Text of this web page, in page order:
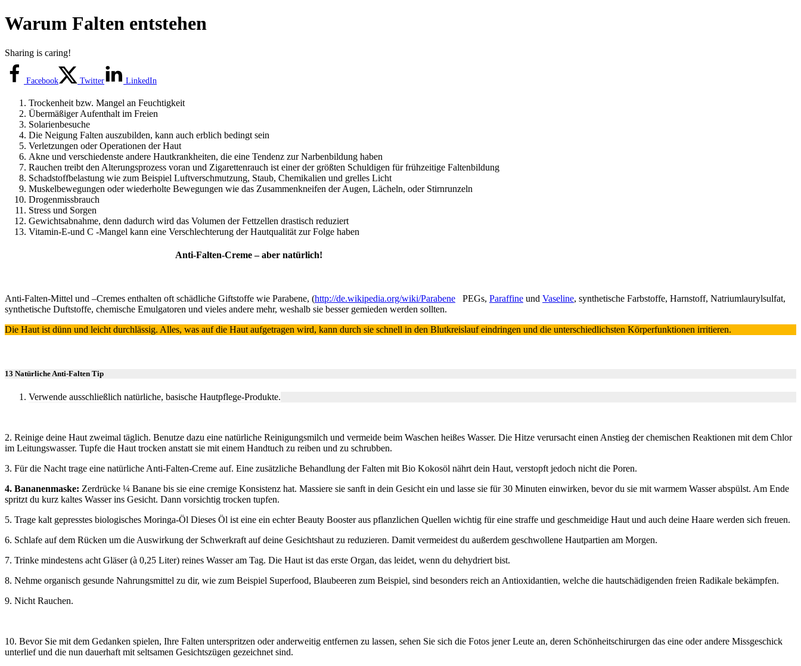
Zum
Inhalt
Warum Falten entstehen
Sharing is caring!
Facebook Twitter LinkedIn
Trockenheit bzw. Mangel an Feuchtigkeit
Übermäßiger Aufenthalt im Freien
Solarienbesuche
Die Neigung Falten auszubilden, kann auch erblich bedingt sein
Verletzungen oder Operationen der Haut
Akne und verschiedenste andere Hautkrankheiten, die eine Tendenz zur Narbenbildung haben
Rauchen treibt den Alterungsprozess voran und Zigarettenrauch ist einer der größten Schuldigen für frühzeitige Faltenbildung
Schadstoffbelastung wie zum Beispiel Luftverschmutzung, Staub, Chemikalien und grelles Licht
Muskelbewegungen oder wiederholte Bewegungen wie das Zusammenkneifen der Augen, Lächeln, oder Stirnrunzeln
Drogenmissbrauch
Stress und Sorgen
Gewichtsabnahme, denn dadurch wird das Volumen der Fettzellen drastisch reduziert
Vitamin-E-und C -Mangel kann eine Verschlechterung der Hautqualität zur Folge haben
Anti-Falten-Creme – aber natürlich!
Anti-Falten-Mittel und –Cremes enthalten oft schädliche Giftstoffe wie Parabene, (http://de.wikipedia.org/wiki/Parabene PEGs, Paraffine und Vaseline, synthetische Farbstoffe, Harnstoff, Natriumlaurylsulfat,
synthetische Duftstoffe, chemische Emulgatoren und vieles andere mehr, weshalb sie besser gemieden werden sollten.
Die Haut ist dünn und leicht durchlässig. Alles, was auf die Haut aufgetragen wird, kann durch sie schnell in den Blutkreislauf eindringen und die unterschiedlichsten Körperfunktionen irritieren.
13 Natürliche Anti-Falten Tip
Verwende ausschließlich natürliche, basische Hautpflege-Produkte.
2. Reinige deine Haut zweimal täglich. Benutze dazu eine natürliche Reinigungsmilch und vermeide beim Waschen heißes Wasser. Die Hitze verursacht einen Anstieg der chemischen Reaktionen mit dem Chlor
im Leitungswasser. Tupfe die Haut trocken anstatt sie mit einem Handtuch zu reiben und zu schrubben.
3. Für die Nacht trage eine natürliche Anti-Falten-Creme auf. Eine zusätzliche Behandlung der Falten mit Bio Kokosöl nährt dein Haut, verstopft jedoch nicht die Poren.
4. Bananenmaske: Zerdrücke ¼ Banane bis sie eine cremige Konsistenz hat. Massiere sie sanft in dein Gesicht ein und lasse sie für 30 Minuten einwirken, bevor du sie mit warmem Wasser abspülst. Am Ende
spritzt du kurz kaltes Wasser ins Gesicht. Dann vorsichtig trocken tupfen.
5. Trage kalt gepresstes biologisches Moringa-Öl Dieses Öl ist eine ein echter Beauty Booster aus pflanzlichen Quellen wichtig für eine straffe und geschmeidige Haut und auch deine Haare werden sich freuen.
6. Schlafe auf dem Rücken um die Auswirkung der Schwerkraft auf deine Gesichtshaut zu reduzieren. Damit vermeidest du außerdem geschwollene Hautpartien am Morgen.
7. Trinke mindestens acht Gläser (à 0,25 Liter) reines Wasser am Tag. Die Haut ist das erste Organ, das leidet, wenn du dehydriert bist.
8. Nehme organisch gesunde Nahrungsmittel zu dir, wie zum Beispiel Superfood, Blaubeeren zum Beispiel, sind besonders reich an Antioxidantien, welche die hautschädigenden freien Radikale bekämpfen.
9. Nicht Rauchen.
10. Bevor Sie mit dem Gedanken spielen, Ihre Falten unterspritzen oder anderweitig entfernen zu lassen, sehen Sie sich die Fotos jener Leute an, deren Schönheitschirurgen das eine oder andere Missgeschick
unterlief und die nun dauerhaft mit seltsamen Gesichtszügen gezeichnet sind.